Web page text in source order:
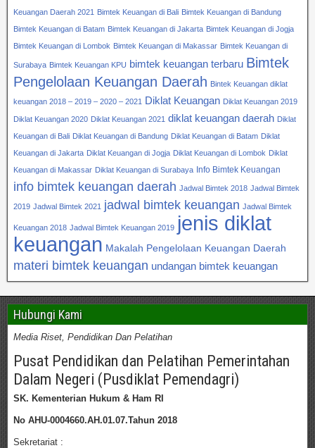
Keuangan Daerah 2021 Bimtek Keuangan di Bali Bimtek Keuangan di Bandung
Bimtek Keuangan di Batam Bimtek Keuangan di Jakarta Bimtek Keuangan di Jogja
Bimtek Keuangan di Lombok Bimtek Keuangan di Makassar Bimtek Keuangan di
Surabaya Bimtek Keuangan KPU bimtek keuangan terbaru Bimtek
Pengelolaan Keuangan Daerah Bintek Keuangan diklat
keuangan 2018 – 2019 – 2020 – 2021 Diklat Keuangan Diklat Keuangan 2019
Diklat Keuangan 2020 Diklat Keuangan 2021 diklat keuangan daerah Diklat
Keuangan di Bali Diklat Keuangan di Bandung Diklat Keuangan di Batam Diklat
Keuangan di Jakarta Diklat Keuangan di Jogja Diklat Keuangan di Lombok Diklat
Keuangan di Makassar Diklat Keuangan di Surabaya Info Bimtek Keuangan
info bimtek keuangan daerah Jadwal Bimtek 2018 Jadwal Bimtek
2019 Jadwal Bimtek 2021 jadwal bimtek keuangan Jadwal Bimtek
Keuangan 2018 Jadwal Bimtek Keuangan 2019 jenis diklat
keuangan Makalah Pengelolaan Keuangan Daerah
materi bimtek keuangan undangan bimtek keuangan
Hubungi Kami
Media Riset, Pendidikan Dan Pelatihan
Pusat Pendidikan dan Pelatihan Pemerintahan
Dalam Negeri (Pusdiklat Pemendagri)
SK. Kementerian Hukum & Ham RI
No AHU-0004660.AH.01.07.Tahun 2018
Sekretariat :